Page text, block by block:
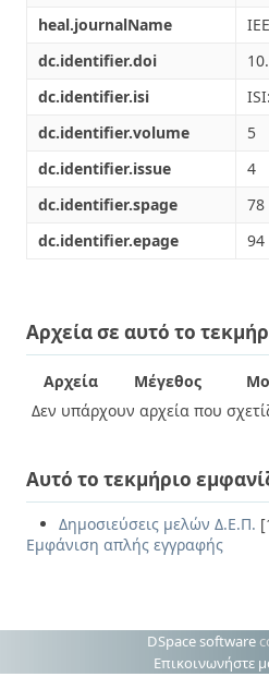
heal.journalName
dc.identifier.doi
dc.identifier.isi
dc.identifier.volume
5
dc.identifier.issue
4
dc.identifier.spage
78
dc.identifier.epage
94
Αρχεία σε αυτό το
Αρχεία Μέγεθος
Δεν υπάρχουν αρχεία που
Αυτό το τεκμήριο
Δημοσιεύσεις μελών Δ.Ε.Π.
Εμφάνιση απλής εγγραφής
DSpace software
Επικοινωνήστε